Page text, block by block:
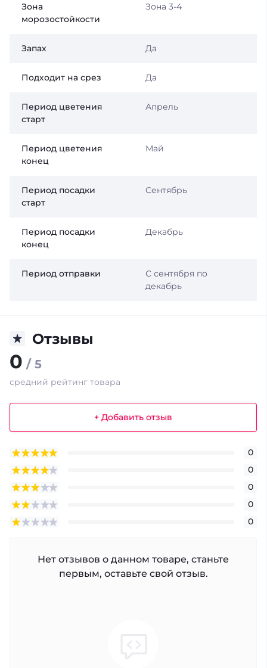
Зона
морозостойкости
Зона 3-4
Запах Да
Подходит на срез Да
Период цветения
старт
Апрель
Период цветения
конец
Май
Период посадки
старт
Сентябрь
Период посадки
конец
Декабрь
Период отправки
С сентября по
декабрь
Отзывы
0 / 5
средний рейтинг товара
+ Добавить отзыв
0
0
0
0
0
Нет отзывов о данном товаре, станьте
первым, оставьте свой отзыв.